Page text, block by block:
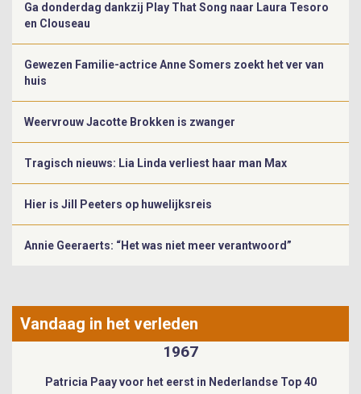
Ga donderdag dankzij Play That Song naar Laura Tesoro
en Clouseau
Gewezen Familie-actrice Anne Somers zoekt het ver van
huis
Weervrouw Jacotte Brokken is zwanger
Tragisch nieuws: Lia Linda verliest haar man Max
Hier is Jill Peeters op huwelijksreis
Annie Geeraerts: “Het was niet meer verantwoord”
Vandaag in het verleden
1967
Patricia Paay voor het eerst in Nederlandse Top 40